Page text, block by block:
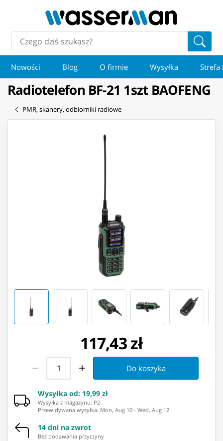
Nowości Blog O firmie Wysyłka Strefa
Radiotelefon BF-21 1szt BAOFENG
PMR, skanery, odbiorniki radiowe
117,43 zł
Do koszyka
Wysyłka od: 19,99 zł
Wysyłka z magazynu: ⁨P2⁩
Przewidywana wysyłka: Mon, Aug 10 - Wed, Aug 12
14 dni na zwrot
Bez podawania przyczyny